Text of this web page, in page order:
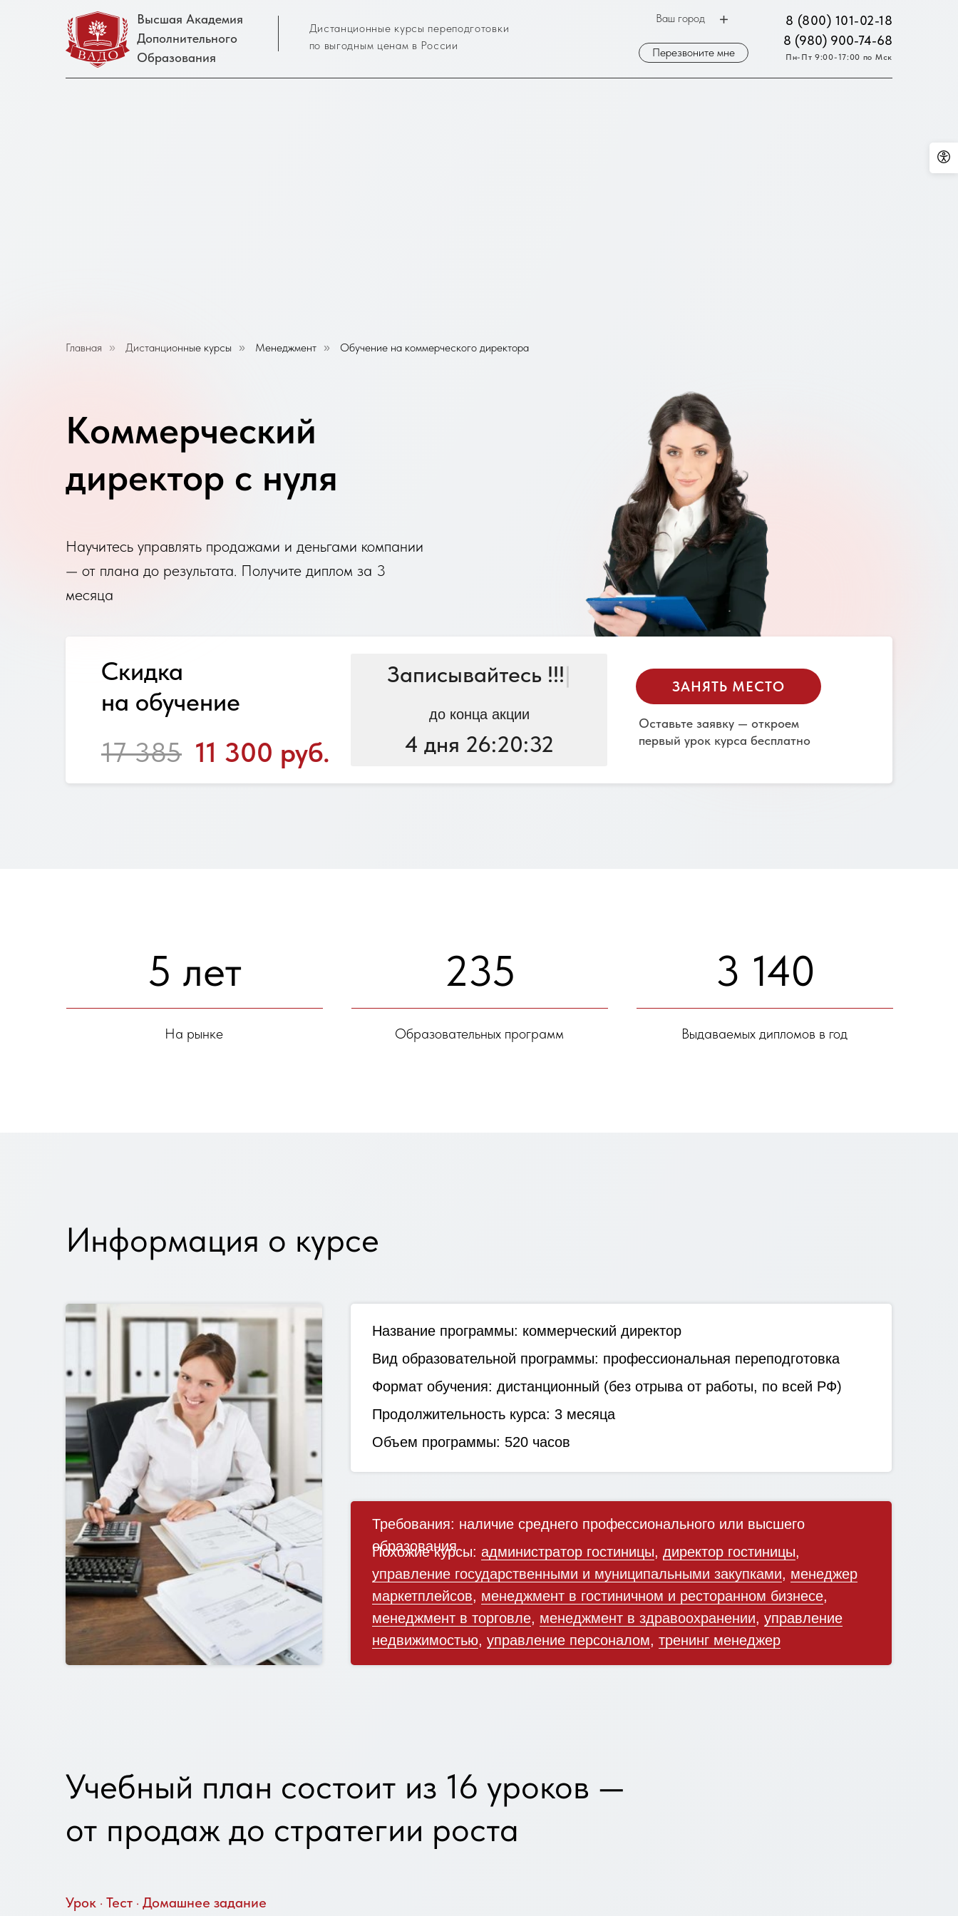
Высшая Академия
Дополнительного
Образования
Дистанционные курсы переподготовки
по выгодным ценам в России
8 (800) 101-02-18
8 (980) 900-74-68
Пн-Пт 9:00-17:00 по Мск
Перезвоните мне
Ваш город
Главная » Дистанционные курсы » Менеджмент » Обучение на коммерческого директора
Коммерческий
директор с нуля
Научитесь управлять продажами и деньгами компании
— от плана до результата. Получите диплом за 3
месяца
Оставьте заявку — откроем
первый урок курса бесплатно
11 300 руб.
17 385
ЗАНЯТЬ МЕСТО
Скидка
на обучение
Записывайтесь !!!|
4 дня 26:20:32
до конца акции
5 лет
На рынке
235
Образовательных программ
3 140
Выдаваемых дипломов в год
Информация о курсе
Название программы: коммерческий директор
Вид образовательной программы: профессиональная переподготовка
Формат обучения: дистанционный (без отрыва от работы, по всей РФ)
Продолжительность курса: 3 месяца
Объем программы: 520 часов
Требования: наличие среднего профессионального или высшего
образования
Похожие курсы: администратор гостиницы, директор гостиницы,
управление государственными и муниципальными закупками, менеджер
маркетплейсов, менеджмент в гостиничном и ресторанном бизнесе,
менеджмент в торговле, менеджмент в здравоохранении, управление
недвижимостью, управление персоналом, тренинг менеджер
Учебный план состоит из 16 уроков —
от продаж до стратегии роста
Урок · Тест · Домашнее задание